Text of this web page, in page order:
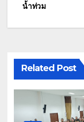
น้ำท่วม
Related Post